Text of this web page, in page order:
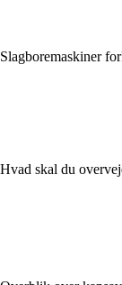
Slagboremaskiner
Hvad skal du